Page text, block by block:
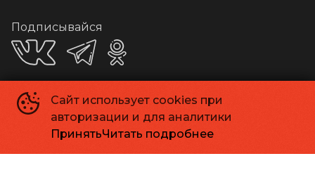
Сайт использует cookies при
авторизации и для аналитики
ПринятьЧитать подробнее
Подписывайся
Приложения